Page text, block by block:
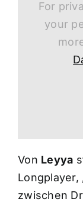
For
your
Von Leyya
Longplayer,
zwischen